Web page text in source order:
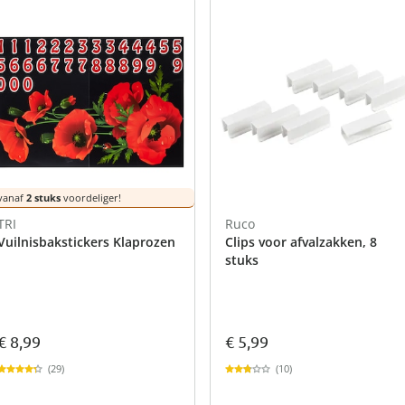
&
nu
2 stuks voordeliger!
Klaprozen
8,99
(29)
Ruco
Clips voor afvalzakken, 8
stuks
€ 5,99
(10)